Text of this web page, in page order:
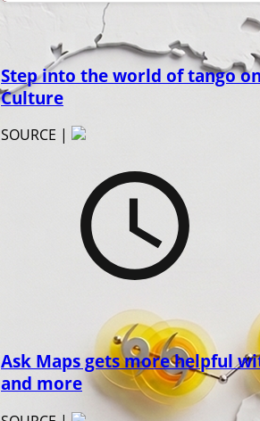
Step into the world of tango
Culture
SOURCE |
Ask Maps gets more helpful
and more